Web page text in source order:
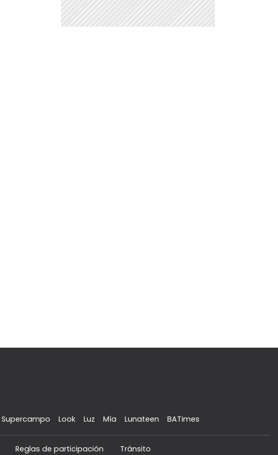
Supercampo Look Luz Mía Lunateen BATimes
Reglas de participación Tránsito